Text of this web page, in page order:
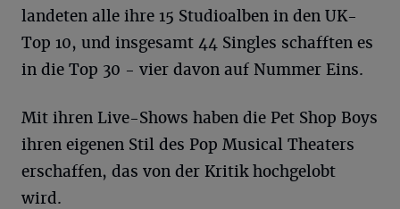
landeten alle ihre 15 Studioalben in den UK-
Top 10, und insgesamt 44 Singles schafften es
in die Top 30 - vier davon auf Nummer Eins.
Mit ihren Live-Shows haben die Pet Shop Boys
ihren eigenen Stil des Pop Musical Theaters
erschaffen, das von der Kritik hochgelobt
wird.